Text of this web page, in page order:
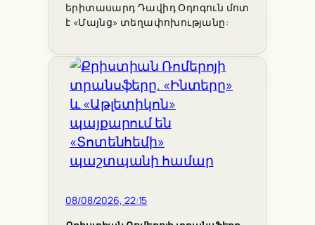
երիտասարդ Դավիդ Օդոգուն մոտ
է «Մայնց» տեղափոխությանը:
08/08/2026, 22:15